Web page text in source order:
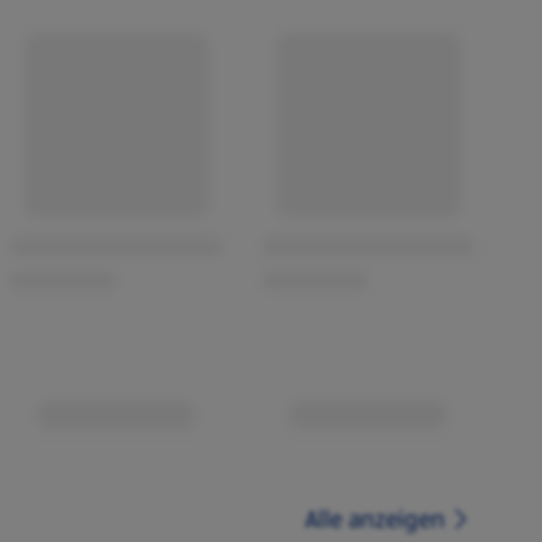
Alle anzeigen